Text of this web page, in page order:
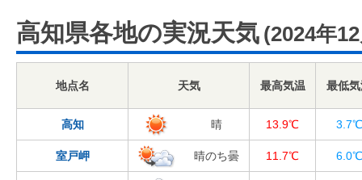
高知県各地の実況天気 (2024年
地点名 天気 最高気温 最低
高知 晴 13.9℃ 3.7℃
室戸岬 晴のち曇 11.7℃ 6.0℃